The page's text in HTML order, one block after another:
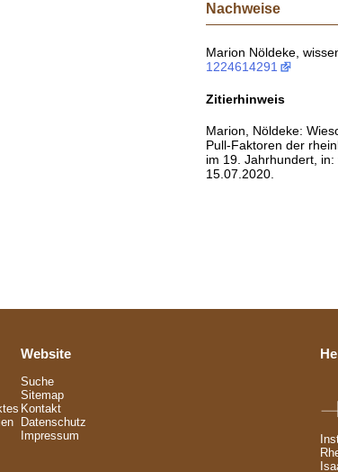
Nachweise
Marion Nöldeke,
1224614291
Zitierhinweis
Marion, Nöldeke:
Pull-Faktoren der
im 19. Jahrhundert, in:
15.07.2020.
Website
Suche
Sitemap
Kontakt
Datenschutz
Impressum